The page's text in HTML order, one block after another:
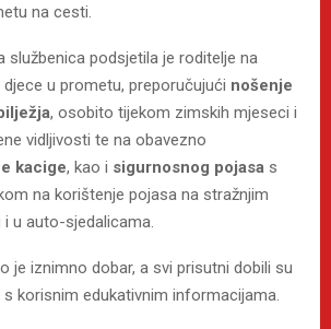
na cesti.
službenica podsjetila je roditelje na
u prometu, preporučujući nošenje
, osobito tijekom zimskih mjeseci i
vidljivosti te na obavezno
kacige, kao i sigurnosnog pojasa s
na korištenje pojasa na stražnjim
i u auto-sjedalicama.
je iznimno dobar, a svi prisutni dobili su
korisnim edukativnim informacijama.